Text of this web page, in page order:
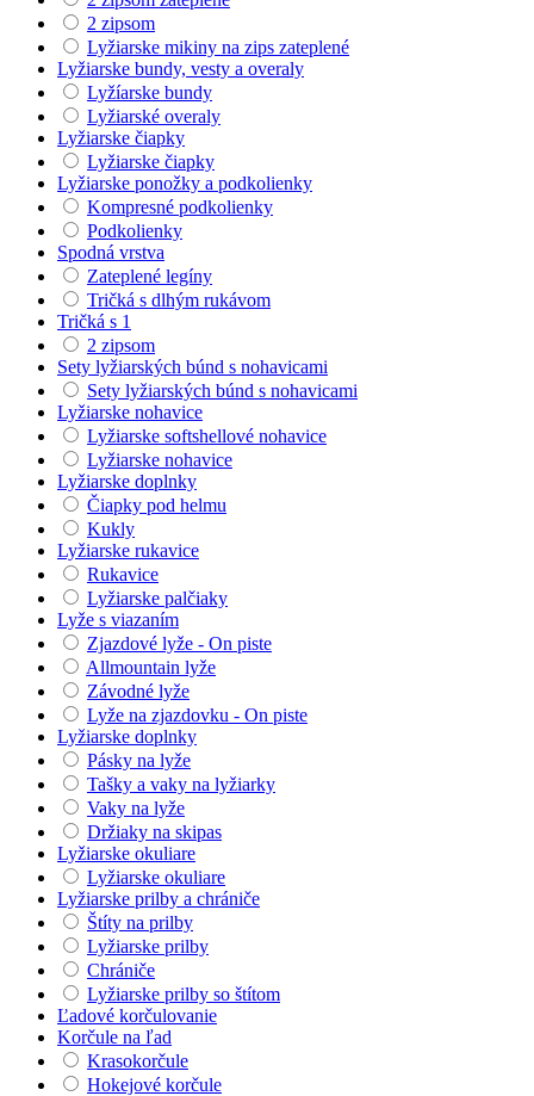
2 zipsom
Lyžiarske mikiny na zips zateplené
Lyžiarske bundy, vesty a overaly
Lyžíarske bundy
Lyžiarské overaly
Lyžiarske čiapky
Lyžiarske čiapky
Lyžiarske ponožky a podkolienky
Kompresné podkolienky
Podkolienky
Spodná vrstva
Zateplené legíny
Tričká s dlhým rukávom
Tričká s 1
2 zipsom
Sety lyžiarských búnd s nohavicami
Sety lyžiarských búnd s nohavicami
Lyžiarske nohavice
Lyžiarske softshellové nohavice
Lyžiarske nohavice
Lyžiarske doplnky
Čiapky pod helmu
Kukly
Lyžiarske rukavice
Rukavice
Lyžiarske palčiaky
Lyže s viazaním
Zjazdové lyže - On piste
Allmountain lyže
Závodné lyže
Lyže na zjazdovku - On piste
Lyžiarske doplnky
Pásky na lyže
Tašky a vaky na lyžiarky
Vaky na lyže
Držiaky na skipas
Lyžiarske okuliare
Lyžiarske okuliare
Lyžiarske prilby a chrániče
Štíty na prilby
Lyžiarske prilby
Chrániče
Lyžiarske prilby so štítom
Ľadové korčulovanie
Korčule na ľad
Krasokorčule
Hokejové korčule